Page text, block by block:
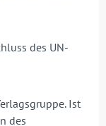
des UN-
Ist
des